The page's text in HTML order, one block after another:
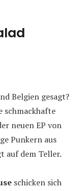
Belgien gesagt?
schmackhafte
neuen EP von
Punkern aus
auf dem Teller.
schicken sich